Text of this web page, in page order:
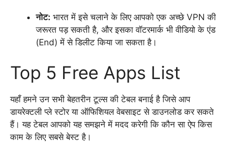
नोट: भारत में इसे चलाने के लिए आपको एक अच्छे VPN की
जरूरत पड़ सकती है, और इसका वॉटरमार्क भी वीडियो के एंड
(End) में से डिलीट किया जा सकता है।
Top 5 Free Apps List
यहाँ हमने उन सभी बेहतरीन टूल्स की टेबल बनाई है जिसे आप
डायरेक्टली प्ले स्टोर या ऑफिशियल वेबसाइट से डाउनलोड कर सकते
हैं। यह टेबल आपको यह समझने में मदद करेगी कि कौन सा ऐप किस
काम के लिए सबसे बेस्ट है।